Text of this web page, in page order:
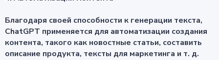
Благодаря своей способности к генерации текста,
ChatGPT применяется для автоматизации создания
контента, такого как новостные статьи, составить
описание продукта, тексты для маркетинга и т. д.